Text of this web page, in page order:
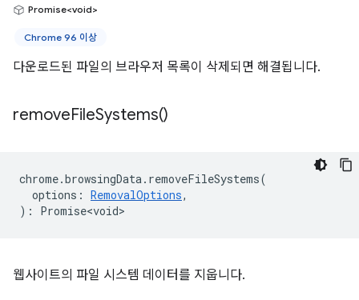
Promise<void>
Chrome 96 이상
다운로드된 파일의 브라우저 목록이 삭제되면 해결됩니다.
removeFileSystems()
chrome.browsingData. removeFileSystems(
options : RemovalOptions,
) : Promise<void>
웹사이트의 파일 시스템 데이터를 지웁니다.